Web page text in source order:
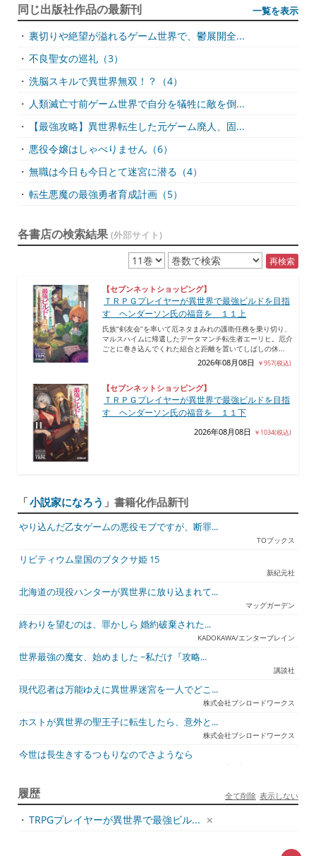
同じ出版社作品の最新刊 一覧を表示
・ 裏切りや絶望が溢れるゲーム世界で、鬱展開全...
・ 不良聖女の巡礼（3）
・ 洗脳スキルで異世界無双！？（4）
・ 人類滅亡寸前ゲーム世界で自分を犠牲に敵を倒...
・
【最強攻略】異世界転生した元ゲーム廃人、固...
・ 悪役令嬢はしゃべりません（6）
・ 無職は今日も今日とて迷宮に潜る（4）
・ 転生悪魔の最強勇者育成計画（5）
各書店の検索結果 (外部サイト)
再検索
【セブンネットショッピング】
ＴＲＰＧプレイヤーが異世界で最強ビルドを目指
す ヘンダーソン氏の福音を １１上
氏族“剣友会”を率いて厄ネタまみれの護衛任務を乗り切り、
マルスハイムに帰還したデータマンチ転生者エーリヒ。厄介
ごとに巻き込んでくれた組合と距離を置いてしばしの休...
2026年08月08日 ￥957(税込)
【セブンネットショッピング】
ＴＲＰＧプレイヤーが異世界で最強ビルドを目指
す ヘンダーソン氏の福音を １１下
2026年08月08日 ￥1034(税込)
「小説家になろう 」書籍化作品新刊
やり込んだ乙女ゲームの悪役モブですが、断罪...
TOブックス
リビティウム皇国のブタクサ姫 15
新紀元社
北海道の現役ハンターが異世界に放り込まれて...
マッグガーデン
終わりを望むのは、罪かしら 婚約破棄された...
KADOKAWA/エンターブレイン
世界最強の魔女、始めました ~私だけ『攻略...
講談社
現代忍者は万能ゆえに異世界迷宮を一人でどこ...
株式会社ブシロードワークス
ホストが異世界の聖王子に転生したら、意外と...
株式会社ブシロードワークス
今世は長生きするつもりなのでさようなら
宇都宮ケーブルテレビ
ジュリとエレナの森の相談所 ~付与の力であ...
一二三書房
天才悪女は嘘を見破る2
履歴 表示しない
全て削除
・ TRPGプレイヤーが異世界で最強ビル...